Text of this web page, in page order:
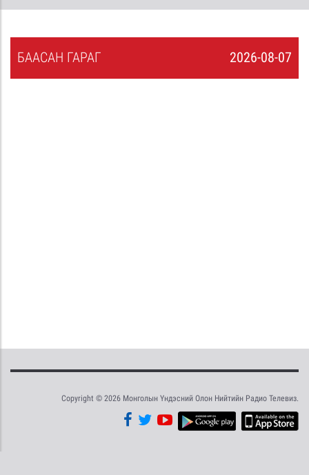
2026-08-07
БААСАН ГАРАГ
Copyright © 2026 Монголын Үндэсний Олон Нийтийн Радио Телевиз.